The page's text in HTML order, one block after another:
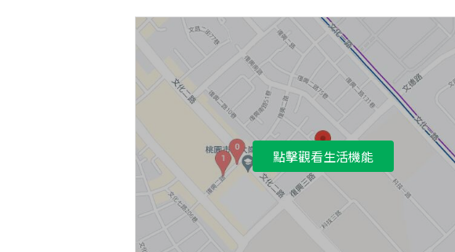
點擊觀看生活機能